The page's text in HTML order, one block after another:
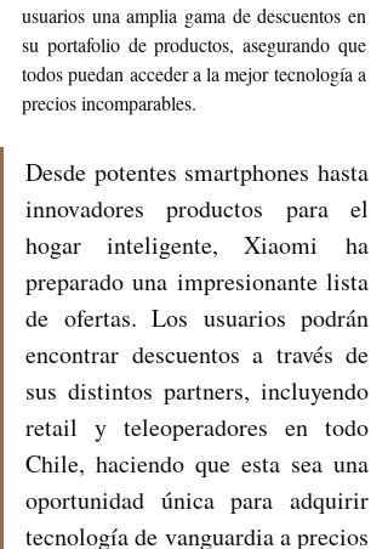
usuarios una amplia gama de descuentos en
su portafolio de productos, asegurando que
todos puedan acceder a la mejor tecnología a
precios incomparables.
Desde potentes smartphones hasta
innovadores productos para el
hogar inteligente, Xiaomi ha
preparado una impresionante lista
de ofertas. Los usuarios podrán
encontrar descuentos a través de
sus distintos partners, incluyendo
retail y teleoperadores en todo
Chile, haciendo que esta sea una
oportunidad única para adquirir
tecnología de vanguardia a precios